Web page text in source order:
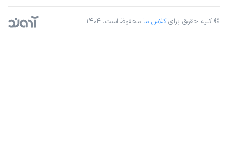
© کلیه حقوق برایکلاس ما محفوظ است. ۱۴۰۴